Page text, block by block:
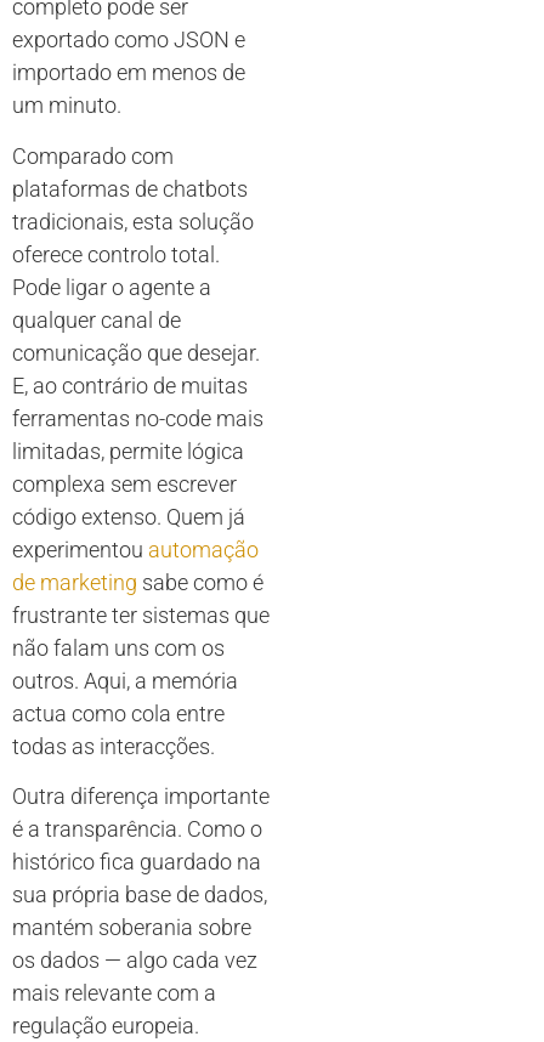
completo pode ser
exportado como JSON e
importado em menos de
um minuto.
Comparado com
plataformas de chatbots
tradicionais, esta solução
oferece controlo total.
Pode ligar o agente a
qualquer canal de
comunicação que desejar.
E, ao contrário de muitas
ferramentas no-code mais
limitadas, permite lógica
complexa sem escrever
código extenso. Quem já
experimentou automação
de marketing sabe como é
frustrante ter sistemas que
não falam uns com os
outros. Aqui, a memória
actua como cola entre
todas as interacções.
Outra diferença importante
é a transparência. Como o
histórico fica guardado na
sua própria base de dados,
mantém soberania sobre
os dados — algo cada vez
mais relevante com a
regulação europeia.